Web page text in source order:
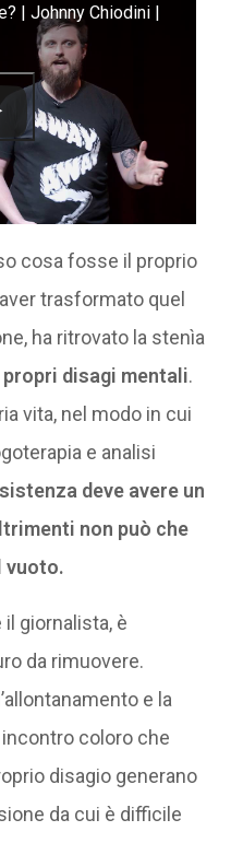
| Johnny Chiodini |
cosa fosse il proprio
trasformato quel
ha ritrovato la stenìa
disagi mentali.
vita, nel modo in cui
e analisi
deve avere un
non può che
vuoto.
giornalista, è
da rimuovere.
e la
coloro che
disagio generano
da cui è difficile